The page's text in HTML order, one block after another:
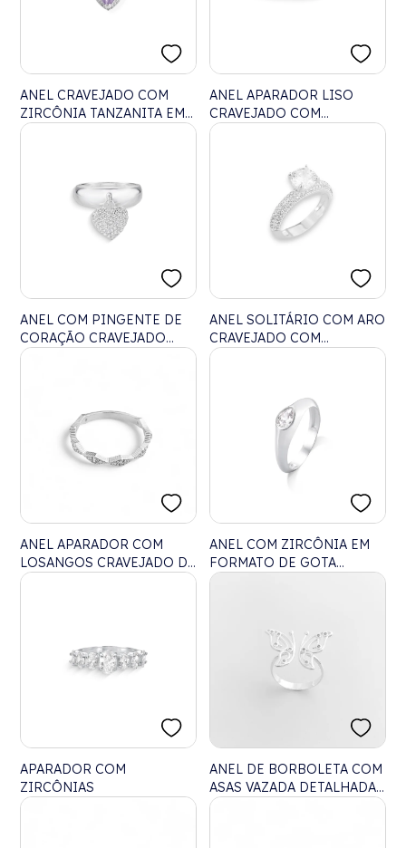
ANEL CRAVEJADO COM
ZIRCÔNIA TANZANITA EM
NAVETE
ANEL APARADOR LISO
CRAVEJADO COM
ZIRCÔNIAS
ANEL COM PINGENTE DE
CORAÇÃO CRAVEJADO
COM ZIRCÔNIAS
ANEL SOLITÁRIO COM ARO
CRAVEJADO COM
ZIRCÔNIAS
ANEL APARADOR COM
LOSANGOS CRAVEJADO DE
ZIRCÔNIAS
ANEL COM ZIRCÔNIA EM
FORMATO DE GOTA
TRANSPARENTE
APARADOR COM
ZIRCÔNIAS
ANEL DE BORBOLETA COM
ASAS VAZADA DETALHADAS
COM ZIRCÔNIA